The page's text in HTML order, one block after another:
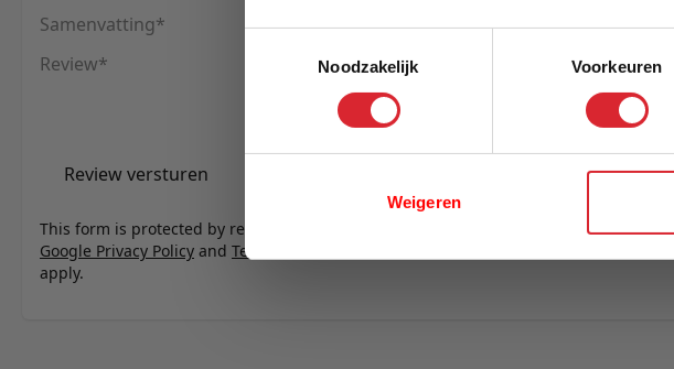
Noodzakelijk
Voorkeuren
Weigeren
Samenvatting
Review
Review versturen
This form is protected by reCAPTCHA - the
Google Privacy Policy and Terms of Service
apply.